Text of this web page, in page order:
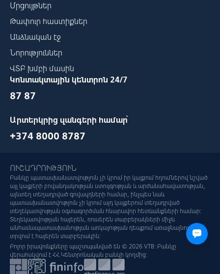
Մրցույթներ
Թափուր հաստիքներ
Անձնական էջ
Նորություններ
ՎՏԲ խմբի մասին
Կոնտակտային կենտրոն 24/7
87 87
Արտերկրից զանգերի համար՝
+374 8000 8787
ՈՒՇԱԴՐՈՒԹՅՈՒՆ
Բանկը պատասխանատվություն չի կրում իր կայքում հղումներով նշված
այլ կայքերի բովանդակության ստույգության և արժանահավատության,
այնտեղ տեղադրված գովազդների համար, ինչպես նաև
պատասխանատվություն չի կրում այդ կայքերում տեղադրված
տեղեկատվության օգտագործման հնարավոր հետևանքների համար:
Տեղեկատվության հայերեն, ռուսերեն տարբերակների միջև
անհամապատասխանության առկայության դեպքում առաջնայնությունը
տրվում է հայերեն տարբերակին:
Բոլոր իրավունքները պաշտպանված են © 2026 VTB: Բանկը
վերահսկվում է ՀՀ Կենտրոնական բանկի կողմից: